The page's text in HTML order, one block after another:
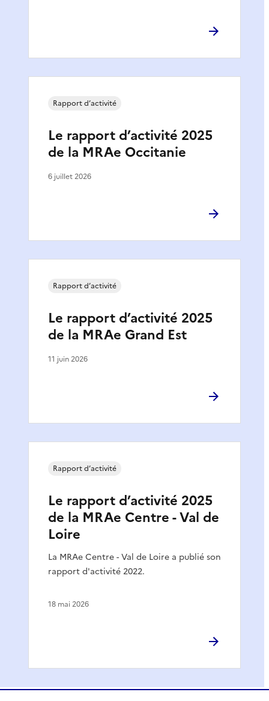
Le rapport d’activité 2025
de la MRAe Occitanie
Rapport d’activité
6 juillet 2026
Le rapport d’activité 2025
de la MRAe Grand Est
Rapport d’activité
11 juin 2026
Le rapport d’activité 2025
de la MRAe Centre - Val de
Loire
La MRAe Centre - Val de Loire a publié son
rapport d'activité 2022.
Rapport d’activité
18 mai 2026